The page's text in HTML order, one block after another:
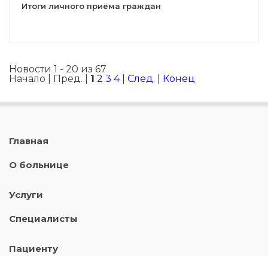
Итоги личного приёма граждан
Новости 1 - 20 из 67
Начало | Пред. | 1 2 3 4| След. Конец
Главная
О больнице
Услуги
Специалисты
Пациенту